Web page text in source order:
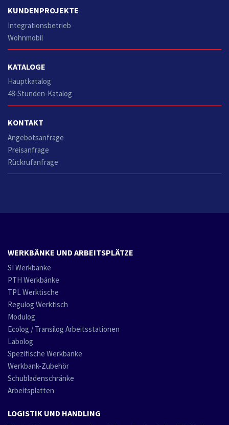
KUNDENPROJEKTE
Integrationsbetrieb
Wohnmobil
KATALOGE
Hauptkatalog
48-Stunden-Katalog
KONTAKT
Angebotsanfrage
Preisanfrage
Rückrufanfrage
WERKBÄNKE UND ARBEITSPLÄTZE
SI Werkbänke
PTH Werkbänke
TPL Werktische
Regulog Werktisch
Modulog
Ecolog / Transilog Arbeitsstationen
Labolog
Spezifische Werkbänke
Werkbank-Zubehör
Schubladenschränke
Arbeitsplatten
LOGISTIK UND HANDLING